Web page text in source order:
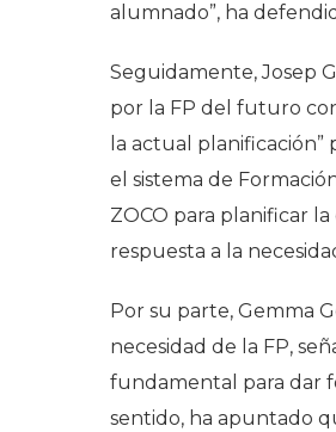
alumnado”, ha
Seguidamente, Josep
por la FP del futuro
la actual planificación”
el sistema de
ZOCO para planificar
respuesta a la
Por su parte, Gemma
necesidad de la FP,
fundamental para dar
sentido, ha apuntado